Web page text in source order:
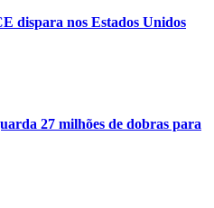
dispara nos Estados Unidos
27 milhões de dobras para